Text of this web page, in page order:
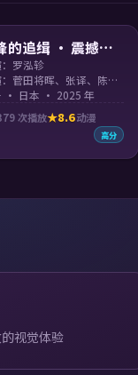
的追缉 · 震撼上
罗泓轸
主演：菅田将晖、张译、陈道明
· 日本 · 2025 年
次播放 8.6动漫
高分
视觉体验